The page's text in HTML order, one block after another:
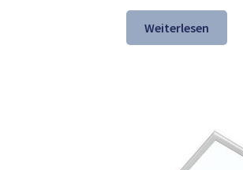
war:
127,99 €
ist:
97,98 €.
Weiterlesen